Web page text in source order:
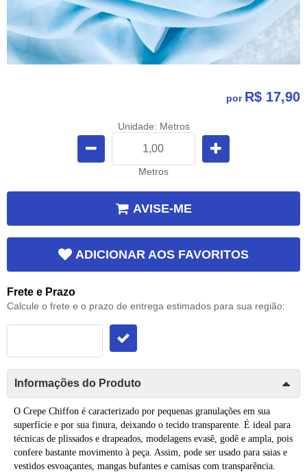
por R$ 17,90
Unidade: Metros
Metros
AVISE-ME
ADICIONAR AOS FAVORITOS
Frete e Prazo
Calcule o frete e o prazo de entrega estimados para sua região:
Informações do Produto
O Crepe Chiffon é caracterizado por pequenas granulações em sua
superfície e por sua finura, deixando o tecido transparente. É ideal para
técnicas de plissados e drapeados, modelagens evasê, godê e ampla, pois
confere bastante movimento à peça. Assim, pode ser usado para saias e
vestidos esvoaçantes, mangas bufantes e camisas com transparência.